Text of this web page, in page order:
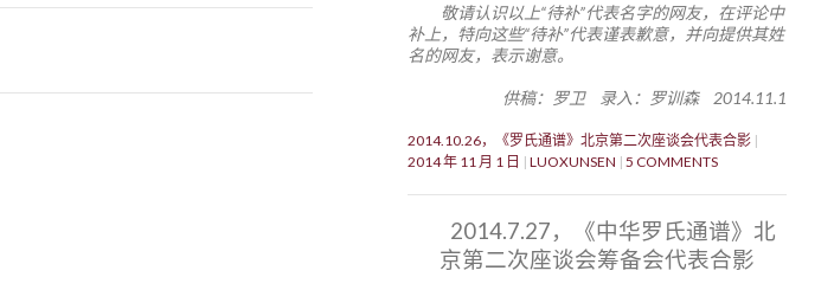
敬请认识以上“待补”代表名字的网友，在评论中
补上，特向这些“待补”代表谨表歉意，并向提供其姓
名的网友，表示谢意。
供稿：罗卫 录入：罗训森 2014.11.1
2014.10.26，《罗氏通谱》北京第二次座谈会代表合影
2014 年 11 月 1 日
LUOXUNSEN 5 COMMENTS
2014.7.27，《中华罗氏通谱》北
京第二次座谈会筹备会代表合影